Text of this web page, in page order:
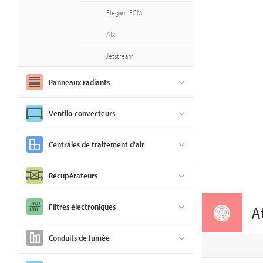
Elegant ECM
Aix
Jetstream
Panneaux radiants
Ventilo-convecteurs
Centrales de traitement d'air
Récupérateurs
Filtres électroniques
Conduits de fumée